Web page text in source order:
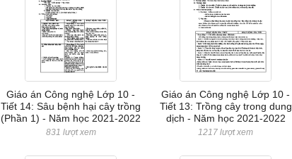
Giáo án Công nghệ Lớp 10 -
Tiết 14: Sâu bệnh hại cây trồng
(Phần 1) - Năm học 2021-2022
831 lượt xem
Giáo án Công nghệ Lớp 10 -
Tiết 13: Trồng cây trong dung
dịch - Năm học 2021-2022
1217 lượt xem